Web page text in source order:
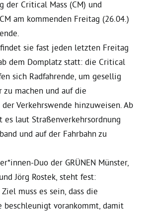
Rathaus
– 2030
der Critical Mass (CM) und
am kommenden Freitag (26.04.)
sie fast jeden letzten Freitag
dem Domplatz statt: die Critical
sich Radfahrende, um gesellig
zu machen und auf die
Verkehrswende hinzuweisen. Ab
es laut Straßenverkehrsordnung
und auf der Fahrbahn zu
Duo der GRÜNEN Münster,
Jörg Rostek, steht fest:
Ziel muss es sein, dass die
beschleunigt vorankommt, damit